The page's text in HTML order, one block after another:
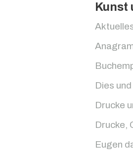
Kunst
Dies
Drucke
Drucke,
Eugen